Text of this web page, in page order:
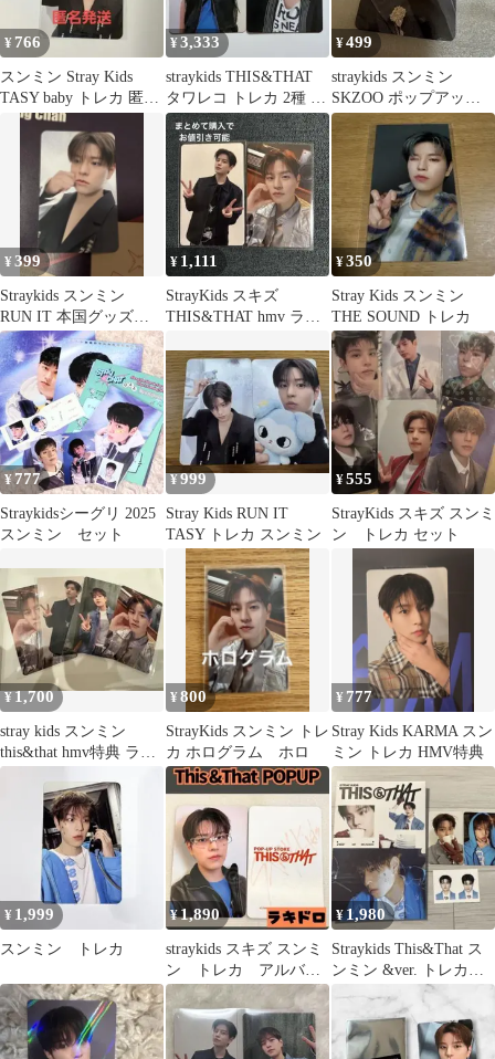
¥ 766
スンミン Stray Kids
TASY baby トレカ 匿名
発送
¥3,333
straykids THIS&THAT
タワレコ トレカ 2種 ス
ンミン
¥499
straykids スンミン
SKZOO ポップアップ
トレカ
¥399
Straykids スンミン
RUN IT 本国グッズ特
典トレカ スキズ
¥ 1,111
StrayKids スキズ
THIS&THAT hmv ラキ
¥350
Stray Kids スンミン
THE SOUND トレカ
¥777
Straykidsシーグリ 2025
スンミン セット
¥999
Stray Kids RUN IT
TASY トレカ スンミン
¥555
StrayKids スキズ スンミ
ン トレカ セット
¥1,700
stray kids スンミン
this&that hmv特典 ラキ
¥800
StrayKids スンミン トレ
カ ホログラム ホロ
¥ 777
Stray Kids KARMA スン
ミン トレカ HMV特典
¥ 1,999
スンミン トレカ
¥1,890
straykids スキズ スンミ
ン トレカ アルバム
ポップアップ E735
¥1,980
Straykids This&That ス
ンミン &ver. トレカ